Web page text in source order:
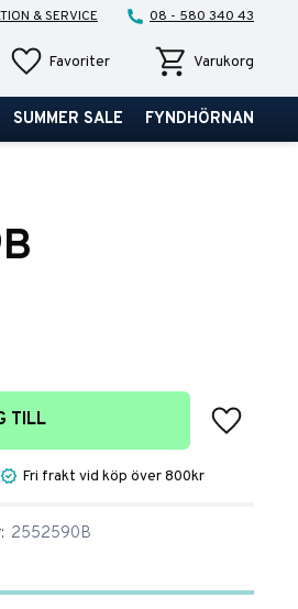
& SERVICE 08 - 580 340 43
FavoriterFavoriter KundvagnVarukorg
SUMMER SALE FYNDHÖRNAN
TILL
Lägg till
Fri frakt vid köp över 800kr
2552590B